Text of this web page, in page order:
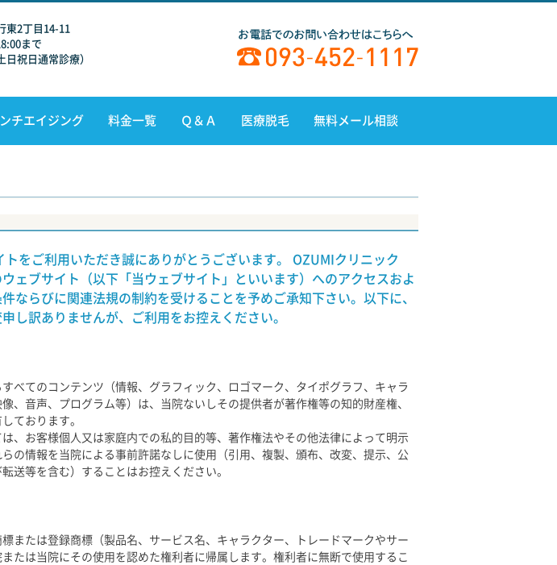
東2丁目14-11
まで
祝日通常診療）
チエイジング 料金一覧 Ｑ＆Ａ 医療脱毛 無料メール相談
をご利用いただき誠にありがとうございます。 OZUMIクリニック
ウェブサイト（以下「当ウェブサイト」といいます）へのアクセスおよ
ならびに関連法規の制約を受けることを予めご承知下さい。以下に、
し訳ありませんが、ご利用をお控えください。
べてのコンテンツ（情報、グラフィック、ロゴマーク、タイポグラフ、キャラ
、音声、プログラム等）は、当院ないしその提供者が著作権等の知的財産権、
ております。
、お客様個人又は家庭内での私的目的等、著作権法やその他法律によって明示
の情報を当院による事前許諾なしに使用（引用、複製、頒布、改変、提示、公
送等を含む）することはお控えください。
または登録商標（製品名、サービス名、キャラクター、トレードマークやサー
たは当院にその使用を認めた権利者に帰属します。権利者に無断で使用するこ